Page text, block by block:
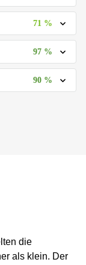
71 %
97 %
90 %
die
als klein. Der